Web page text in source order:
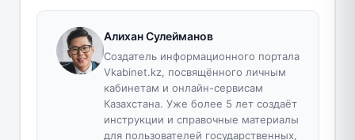
Алихан Сулейманов
Создатель информационного портала
Vkabinet.kz, посвящённого личным
кабинетам и онлайн-сервисам
Казахстана. Уже более 5 лет создаёт
инструкции и справочные материалы
для пользователей государственных,